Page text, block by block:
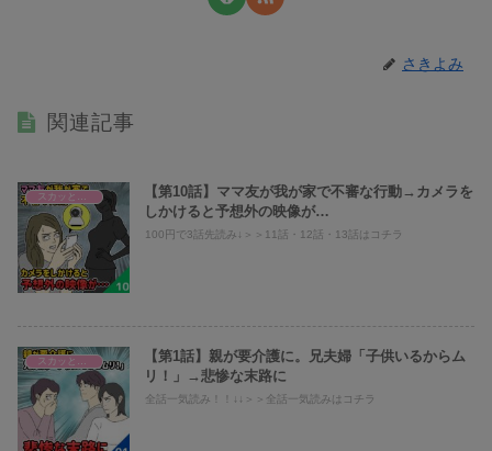
さきよみ
関連記事
スカッとまとめ
【第10話】ママ友が我が家で不審な行動→カメラを
しかけると予想外の映像が…
100円で3話先読み↓＞＞11話・12話・13話はコチラ
スカッとまとめ
【第1話】親が要介護に。兄夫婦「子供いるからム
リ！」→悲惨な末路に
全話一気読み！！↓↓＞＞全話一気読みはコチラ